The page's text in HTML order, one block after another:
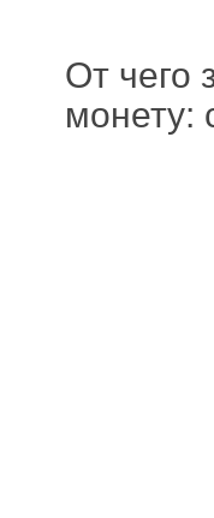
От чего
монету: